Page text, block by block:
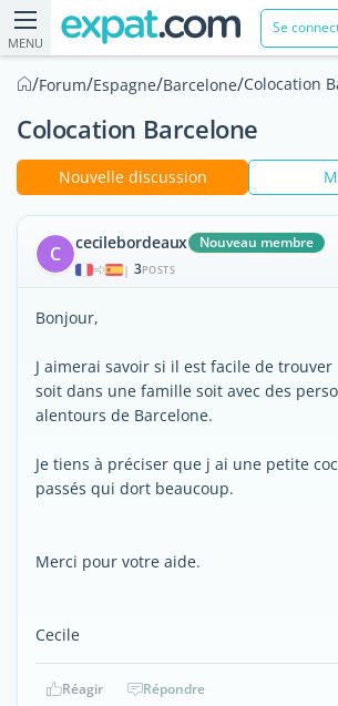
MENU
Se
/Forum/Espagne/Barcelone/Colocation
Colocation Barcelone
Nouvelle discussion
C cecilebordeaux Nouveau membre
| 3POSTS
Bonjour,
J aimerai savoir si il est facile de
soit dans une famille soit avec des
alentours de Barcelone.
Je tiens à préciser que j ai une petite
passés qui dort beaucoup.
Merci pour votre aide.
Cecile
Réagir Répondre